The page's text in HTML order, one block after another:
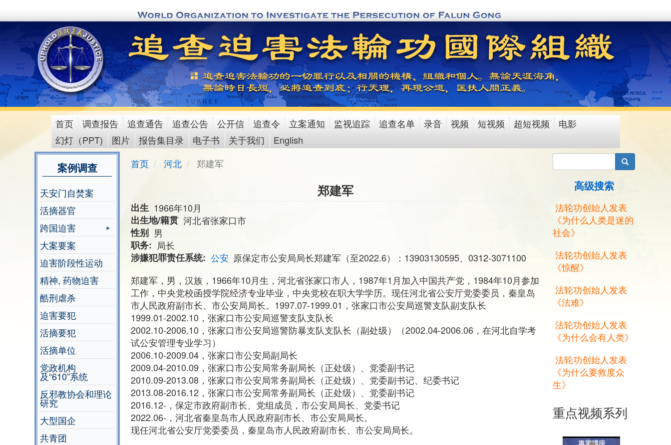
to
content
main
menu
首页 调查报告 追查通告 追查公告 公开信 追查令 立案通知 监视追踪 追查名单 录音 视频 短视频 超短视频
电影
幻灯（PPT)
图片 报告集目录 电子书 关于我们 English
案例调查
天安门自焚案
活摘器官
跨国迫害
大案要案
迫害阶段性运动
精神, 药物迫害
酷刑虐杀
迫害要犯
活摘要犯
活摘单位
党政机构
及“610”系统
反邪教协会和理论
研究
大型国企
共青团
首页 河北 郑建军
郑建军
出生 1966年10月
出生地/籍贯 河北省张家口市
性别 男
职务
局长
涉嫌犯罪责任系统
公安 原保定市公安局局长郑建军（至2022.6）：13903130595、0312-3071100
郑建军，男，汉族，1966年10月生，河北省张家口市人，1987年1月加入中国共产党，1984年10月参加
工作，中央党校函授学院经济专业毕业，中央党校在职大学学历。现任河北省公安厅党委委员，秦皇岛
市人民政府副市长、市公安局局长。1997.07-1999.01，张家口市公安局巡警支队副支队长
1999.01-2002.10，张家口市公安局巡警支队支队长
2002.10-2006.10，张家口市公安局巡警防暴支队支队长（副处级）（2002.04-2006.06，在河北自学考
试公安管理专业学习）
2006.10-2009.04，张家口市公安局副局长
2009.04-2010.09，张家口市公安局常务副局长（正处级）、党委副书记
2010.09-2013.08，张家口市公安局常务副局长（正处级）、党委副书记、纪委书记
2013.08-2016.12，张家口市公安局常务副局长（正处级）、党委副书记
2016.12-，保定市政府副市长、党组成员，市公安局局长、党委书记
2022.06-，河北省秦皇岛市人民政府副市长、市公安局局长。
现任河北省公安厅党委委员，秦皇岛市人民政府副市长、市公安局局长。
搜索
高级搜索
法轮功创始人发表
《为什么人类是迷的
社会》
法轮功创始人发表
《惊醒》
法轮功创始人发表
《法难》
法轮功创始人发表
《为什么会有人类》
法轮功创始人发表
《为什么要救度众
生》
重点视频系列